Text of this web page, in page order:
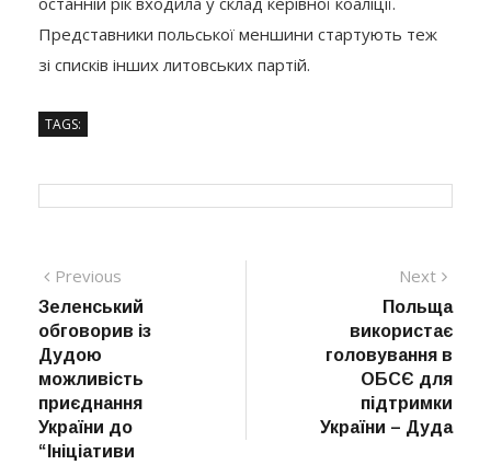
Представники польської меншини стартують теж
зі списків інших литовських партій.
TAGS:
Навігація
записів
Previous
post:
Зеленський
обговорив із
Дудою
можливість
приєднання
України до
“Ініціативи
Next
post:
Польща
використає
головування в
ОБСЄ для
підтримки
України – Дуда